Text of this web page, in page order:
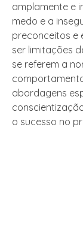
amplamente e
medo e a
preconceitos e
ser limitações
se referem a
abordagens
o sucesso no